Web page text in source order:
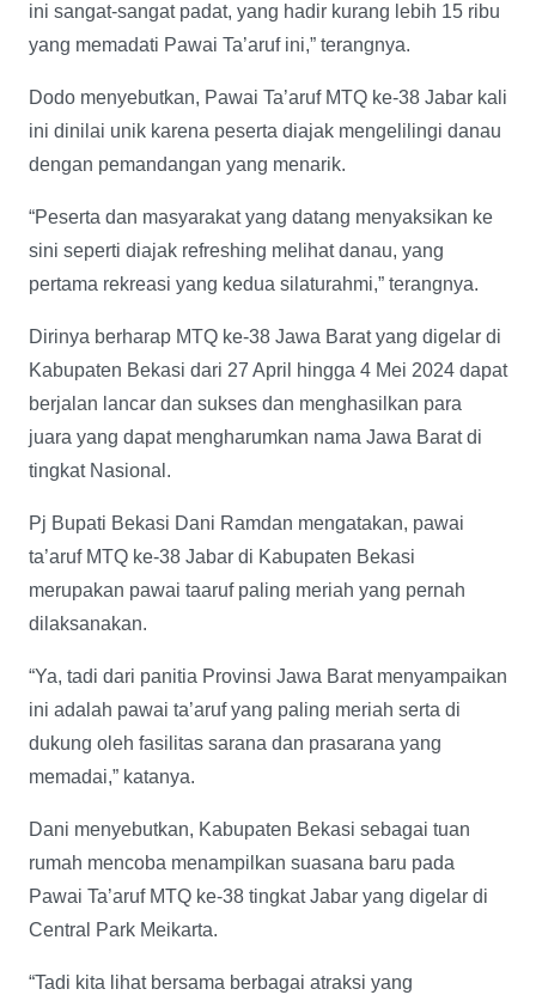
ini sangat-sangat padat, yang hadir kurang lebih 15 ribu
yang memadati Pawai Ta’aruf ini,” terangnya.
Dodo menyebutkan, Pawai Ta’aruf MTQ ke-38 Jabar kali
ini dinilai unik karena peserta diajak mengelilingi danau
dengan pemandangan yang menarik.
“Peserta dan masyarakat yang datang menyaksikan ke
sini seperti diajak refreshing melihat danau, yang
pertama rekreasi yang kedua silaturahmi,” terangnya.
Dirinya berharap MTQ ke-38 Jawa Barat yang digelar di
Kabupaten Bekasi dari 27 April hingga 4 Mei 2024 dapat
berjalan lancar dan sukses dan menghasilkan para
juara yang dapat mengharumkan nama Jawa Barat di
tingkat Nasional.
Pj Bupati Bekasi Dani Ramdan mengatakan, pawai
ta’aruf MTQ ke-38 Jabar di Kabupaten Bekasi
merupakan pawai taaruf paling meriah yang pernah
dilaksanakan.
“Ya, tadi dari panitia Provinsi Jawa Barat menyampaikan
ini adalah pawai ta’aruf yang paling meriah serta di
dukung oleh fasilitas sarana dan prasarana yang
memadai,” katanya.
Dani menyebutkan, Kabupaten Bekasi sebagai tuan
rumah mencoba menampilkan suasana baru pada
Pawai Ta’aruf MTQ ke-38 tingkat Jabar yang digelar di
Central Park Meikarta.
“Tadi kita lihat bersama berbagai atraksi yang